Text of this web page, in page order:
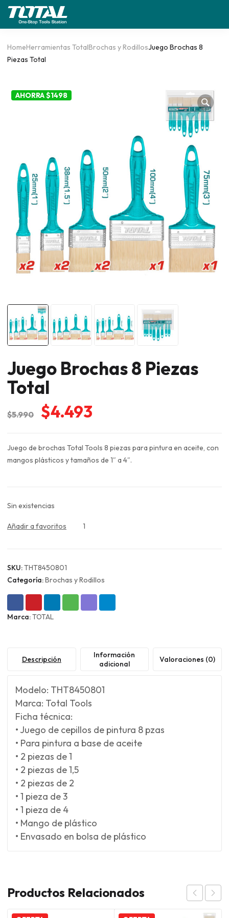
HomeHerramientas TotalBrochas y RodillosJuego Brochas 8
Piezas Total
AHORRA $1498
Juego Brochas 8 Piezas
Total
$5.990
El
original
era:
$4.493
actual
es:
Juego de brochas Total Tools 8 piezas para pintura en aceite, con
mangos plásticos y tamaños de 1″ a 4″.
Sin existencias
Añadir a favoritos 1
SKU:THT8450801
Categoría:Brochas y Rodillos
Marca:TOTAL
Descripción
Información
adicional
Valoraciones (0)
Modelo: THT8450801
Marca: Total Tools
Ficha técnica:
• Juego de cepillos de pintura 8 pzas
• Para pintura a base de aceite
• 2 piezas de 1
• 2 piezas de 1,5
• 2 piezas de 2
• 1 pieza de 3
• 1 pieza de 4
• Mango de plástico
• Envasado en bolsa de plástico
Productos Relacionados